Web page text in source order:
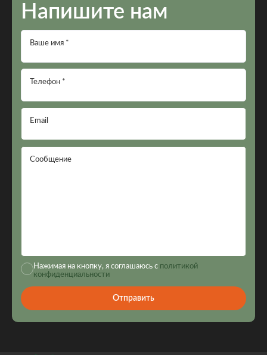
Напишите нам
Ваше имя *
Телефон *
Email
Сообщение
Нажимая на кнопку, я соглашаюсь с политикой
конфиденциальности
Отправить